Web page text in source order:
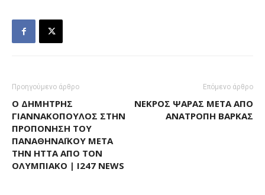
Προηγούμενο άρθρο
Ο ΔΗΜΉΤΡΗΣ
ΓΙΑΝΝΑΚΌΠΟΥΛΟΣ ΣΤΗΝ
ΠΡΟΠΌΝΗΣΗ ΤΟΥ
ΠΑΝΑΘΗΝΑΪΚΟΎ ΜΕΤΆ
ΤΗΝ ΉΤΤΑ ΑΠΌ ΤΟΝ
ΟΛΥΜΠΙΑΚΌ | I247 NEWS
Επόμενο άρθρο
ΝΕΚΡΌΣ ΨΑΡΆΣ ΜΕΤΆ ΑΠΌ
ΑΝΑΤΡΟΠΉ ΒΆΡΚΑΣ